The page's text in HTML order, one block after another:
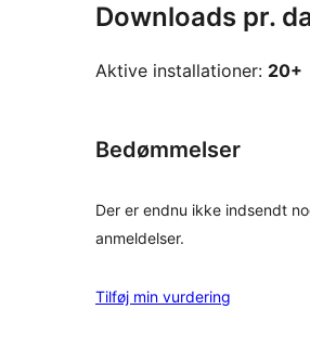
Downloads pr.
Aktive installationer: 20+
Bedømmelser
Der er endnu ikke indsendt
anmeldelser.
Tilføj min vurdering